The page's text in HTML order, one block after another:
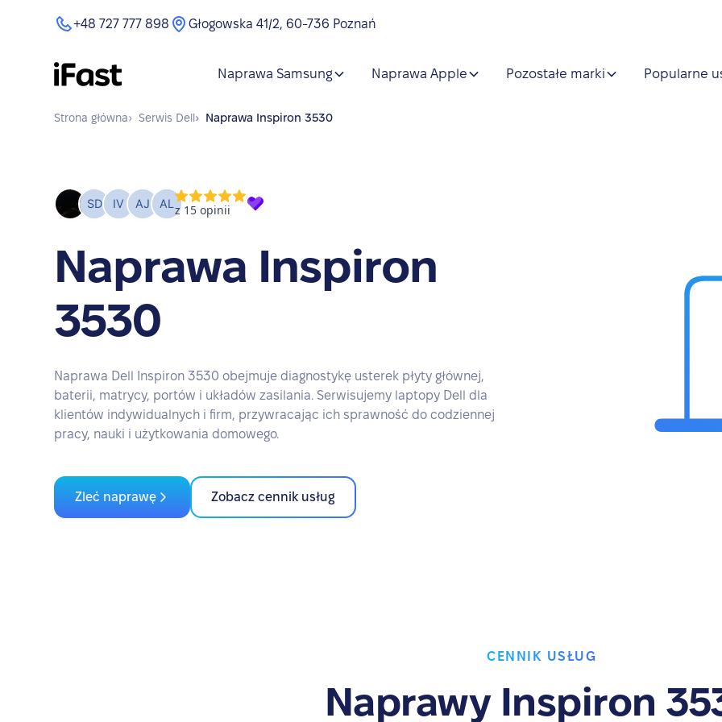
+48 727 777 898 Głogowska 41/2, 60-736 Poznań
Naprawa Samsung Naprawa Apple Pozostałe marki Popularne
Strona główna› Serwis Dell› Naprawa Inspiron 3530
Naprawa Inspiron
3530
Naprawa Dell Inspiron 3530 obejmuje diagnostykę usterek płyty głównej,
baterii, matrycy, portów i układów zasilania. Serwisujemy laptopy Dell dla
klientów indywidualnych i firm, przywracając ich sprawność do codziennej
pracy, nauki i użytkowania domowego.
Zleć naprawę Zobacz cennik usług
CENNIK USŁUG
Naprawy Inspiron